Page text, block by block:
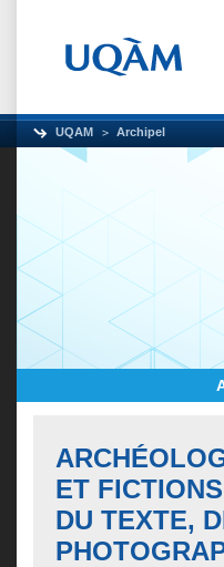
UQAM Archipel
ET
DU TEXTE,